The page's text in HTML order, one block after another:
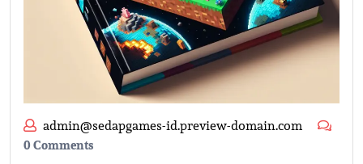
admin@sedapgames-id.preview-domain.com
0 Comments